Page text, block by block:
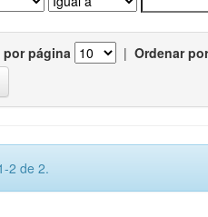
página | Ordenar por
2 de 2.